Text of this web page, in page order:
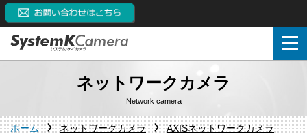
ネットワークカメラ
Network camera
ホーム ネットワークカメラ
AXISネットワークカメラ